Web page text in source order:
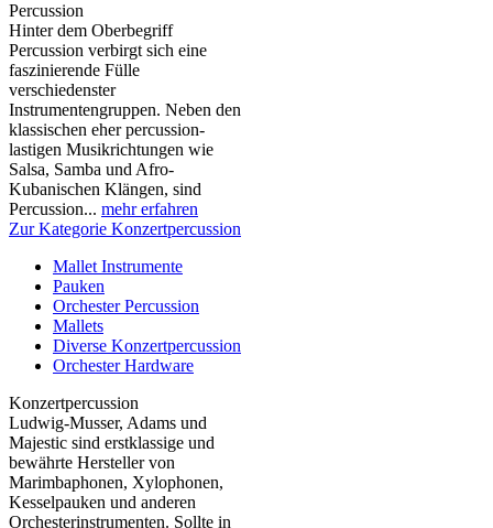
Percussion
Hinter dem Oberbegriff
Percussion verbirgt sich eine
faszinierende Fülle
verschiedenster
Instrumentengruppen. Neben den
klassischen eher percussion-
lastigen Musikrichtungen wie
Salsa, Samba und Afro-
Kubanischen Klängen, sind
Percussion... mehr erfahren
Zur Kategorie Konzertpercussion
Mallet Instrumente
Pauken
Orchester Percussion
Mallets
Diverse Konzertpercussion
Orchester Hardware
Konzertpercussion
Ludwig-Musser, Adams und
Majestic sind erstklassige und
bewährte Hersteller von
Marimbaphonen, Xylophonen,
Kesselpauken und anderen
Orchesterinstrumenten. Sollte in